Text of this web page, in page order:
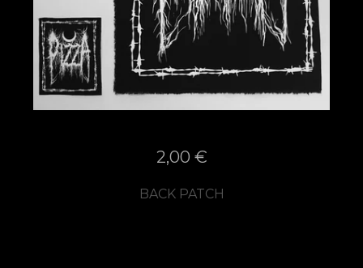
2,00 €
BACK PATCH